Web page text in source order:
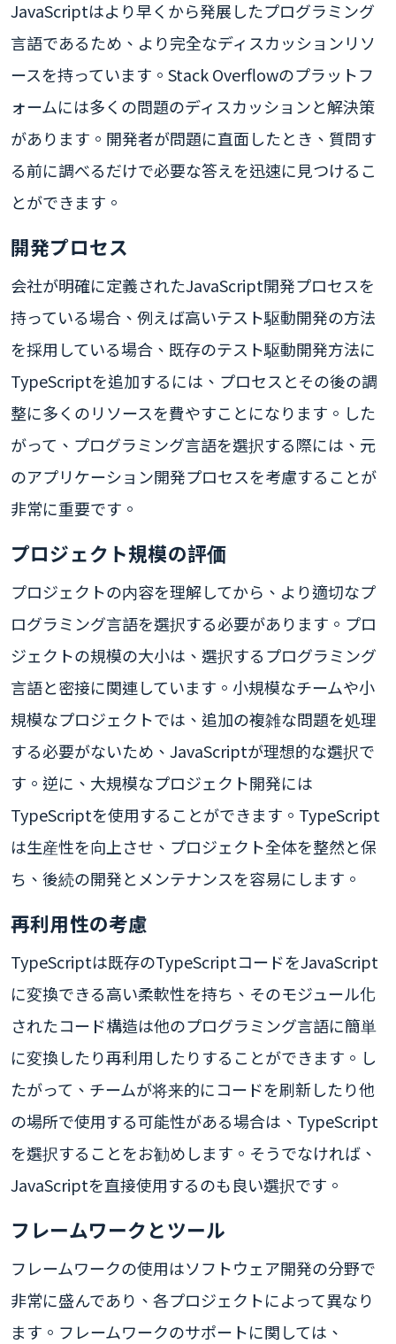
JavaScriptはより早くから発展したプログラミング
言語であるため、より完全なディスカッションリソ
ースを持っています。Stack Overflowのプラットフ
ォームには多くの問題のディスカッションと解決策
があります。開発者が問題に直面したとき、質問す
る前に調べるだけで必要な答えを迅速に見つけるこ
とができます。
開発プロセス
会社が明確に定義されたJavaScript開発プロセスを
持っている場合、例えば高いテスト駆動開発の方法
を採用している場合、既存のテスト駆動開発方法に
TypeScriptを追加するには、プロセスとその後の調
整に多くのリソースを費やすことになります。した
がって、プログラミング言語を選択する際には、元
のアプリケーション開発プロセスを考慮することが
非常に重要です。
プロジェクト規模の評価
プロジェクトの内容を理解してから、より適切なプ
ログラミング言語を選択する必要があります。プロ
ジェクトの規模の大小は、選択するプログラミング
言語と密接に関連しています。小規模なチームや小
規模なプロジェクトでは、追加の複雑な問題を処理
する必要がないため、JavaScriptが理想的な選択で
す。逆に、大規模なプロジェクト開発には
TypeScriptを使用することができます。TypeScript
は生産性を向上させ、プロジェクト全体を整然と保
ち、後続の開発とメンテナンスを容易にします。
再利用性の考慮
TypeScriptは既存のTypeScriptコードをJavaScript
に変換できる高い柔軟性を持ち、そのモジュール化
されたコード構造は他のプログラミング言語に簡単
に変換したり再利用したりすることができます。し
たがって、チームが将来的にコードを刷新したり他
の場所で使用する可能性がある場合は、TypeScript
を選択することをお勧めします。そうでなければ、
JavaScriptを直接使用するのも良い選択です。
フレームワークとツール
フレームワークの使用はソフトウェア開発の分野で
非常に盛んであり、各プロジェクトによって異なり
ます。フレームワークのサポートに関しては、